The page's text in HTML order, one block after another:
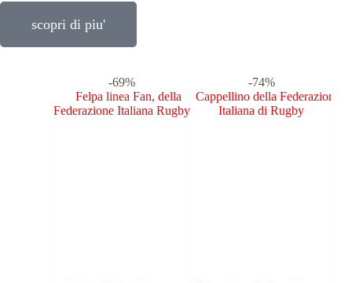
scopri di piu'
-69% -74%